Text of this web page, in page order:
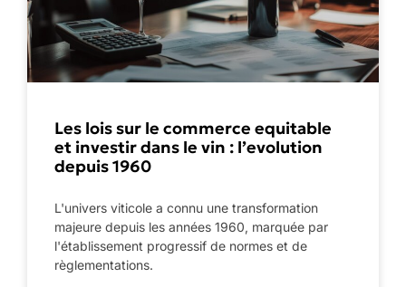
Les lois sur le commerce equitable
et investir dans le vin : l’evolution
depuis 1960
L'univers viticole a connu une transformation
majeure depuis les années 1960, marquée par
l'établissement progressif de normes et de
règlementations.